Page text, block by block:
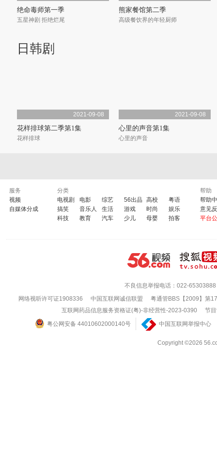
绝命毒师第一季
五星神剧 拒绝烂尾
熊家餐馆第二季
高级餐饮界的年轻厨师
日韩剧
2021-09-08
花样排球第二季第1集
花样排球
2021-09-08
心里的声音第1集
心里的声音
2021-09-08
高品格单恋第1集
2021-09-08
评价女王第1集
评价女王
服务
视频
自媒体分成
分类
电视剧
电影 综艺 56出品 高校
粤语
搞笑
音乐人 生活 游戏 时尚
娱乐
科技
教育 汽车 少儿 母婴 拍客
帮助
帮助
意见
平台
不良信息举报电话：022-65303888
网络视听许可证1908336
中国互联网诚信联盟
粤通管BBS【2009】第
互联网药品信息服务资格证(粤)-非经营性-2023-0390
节
粤公网安备 44010602000140号
中国互联网举报中心
Copyright ©2026